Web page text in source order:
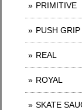
PRIMITIVE
PUSH GRIP
REAL
ROYAL
SKATE